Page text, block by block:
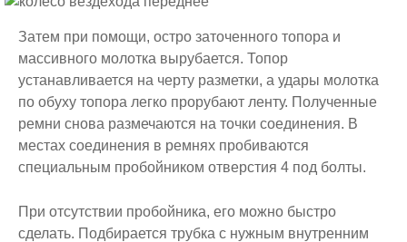
Затем при помощи, остро заточенного топора и
массивного молотка вырубается. Топор
устанавливается на черту разметки, а удары молотка
по обуху топора легко прорубают ленту. Полученные
ремни снова размечаются на точки соединения. В
местах соединения в ремнях пробиваются
специальным пробойником отверстия 4 под болты.
При отсутствии пробойника, его можно быстро
сделать. Подбирается трубка с нужным внутренним